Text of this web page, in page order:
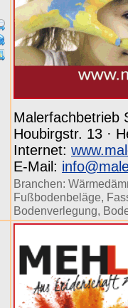
Malerfachbetrieb
Houbirgstr. 13 ·
Internet:
E-Mail:
Branchen:
Fußbodenbeläge,
Bodenverlegung,